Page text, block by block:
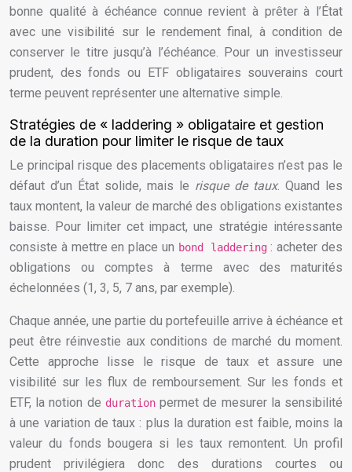
bonne qualité à échéance connue revient à prêter à l’État
avec une visibilité sur le rendement final, à condition de
conserver le titre jusqu’à l’échéance. Pour un investisseur
prudent, des fonds ou ETF obligataires souverains court
terme peuvent représenter une alternative simple.
Stratégies de « laddering » obligataire et gestion
de la duration pour limiter le risque de taux
Le principal risque des placements obligataires n’est pas le
défaut d’un État solide, mais le risque de taux. Quand les
taux montent, la valeur de marché des obligations existantes
baisse. Pour limiter cet impact, une stratégie intéressante
consiste à mettre en place un bond laddering: acheter des
obligations ou comptes à terme avec des maturités
échelonnées (1, 3, 5, 7 ans, par exemple).
Chaque année, une partie du portefeuille arrive à échéance et
peut être réinvestie aux conditions de marché du moment.
Cette approche lisse le risque de taux et assure une
visibilité sur les flux de remboursement. Sur les fonds et
ETF, la notion de durationpermet de mesurer la sensibilité
à une variation de taux : plus la duration est faible, moins la
valeur du fonds bougera si les taux remontent. Un profil
prudent privilégiera donc des durations courtes ou